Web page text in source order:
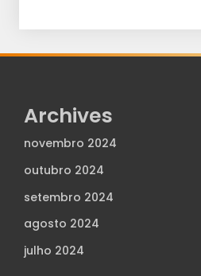
Archives
novembro 2024
outubro 2024
setembro 2024
agosto 2024
julho 2024